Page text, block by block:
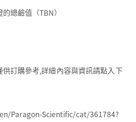
總鹼值（TBN）
訂購參考,詳細內容與資訊請點入下
Paragon-Scientific/cat/361784?